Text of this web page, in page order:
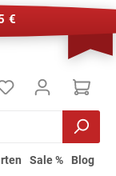
€
Sale % Blog